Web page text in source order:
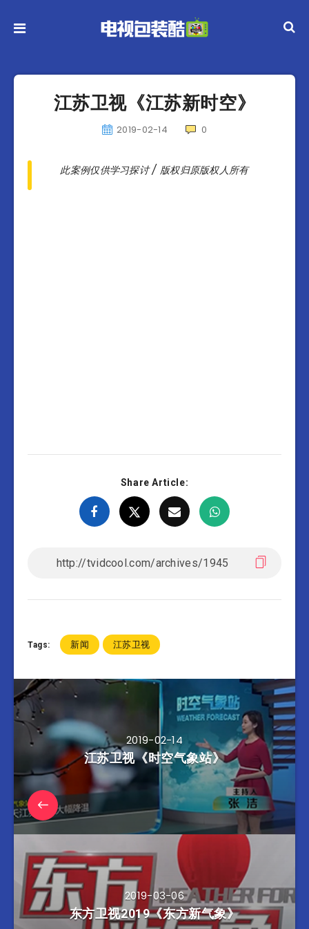
江苏卫视《江苏新时空》
2019-02-14 0
此案例仅供学习探讨 / 版权归原版权人所有
Share Article:
Tags: 新闻 江苏卫视
2019-02-14
江苏卫视《时空气象站》
2019-03-06
东方卫视2019《东方新气象》